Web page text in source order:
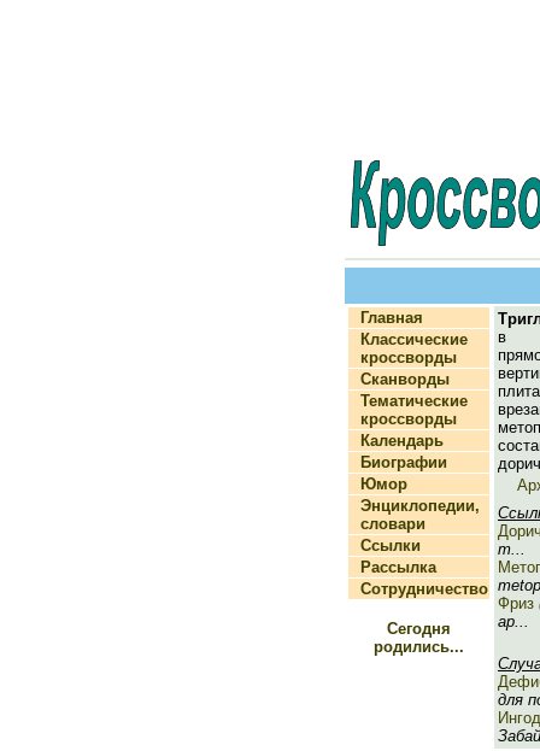
Главная
Классические
кроссворды
Сканворды
Тематические
кроссворды
Календарь
Биографии
Юмор
Энциклопедии,
словари
Ссылки
Рассылка
Сотрудничество
Сегодня
родились...
в
т...
Фриз
ар...
для